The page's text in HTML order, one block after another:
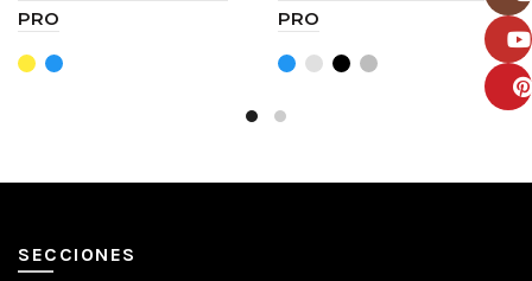
PRO
PRO
SECCIONES